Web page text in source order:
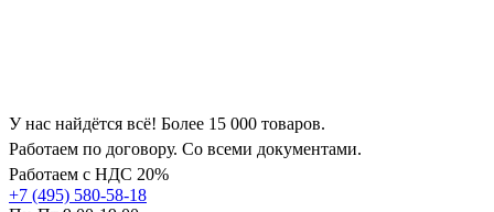
У нас найдётся всё! Более 15 000 товаров.
Работаем по договору. Со всеми документами.
Работаем с НДС 20%
+7 (495) 580-58-18